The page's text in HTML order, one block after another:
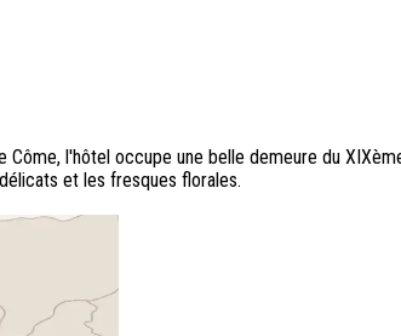
l'hôtel occupe une belle demeure du
et les fresques florales.